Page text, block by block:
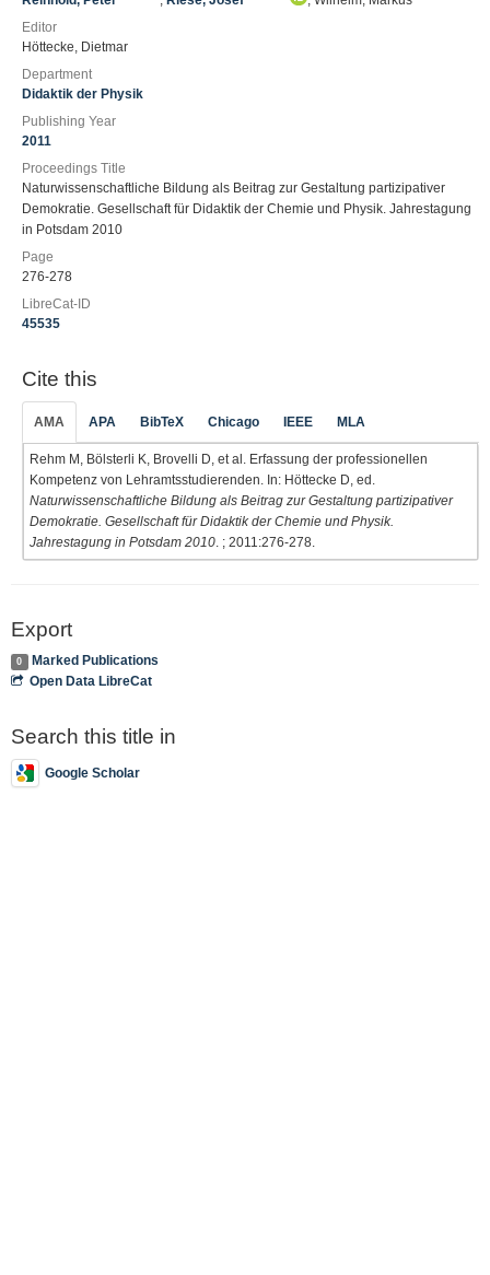
Editor
Höttecke, Dietmar
Department
Didaktik der Physik
Publishing Year
2011
Proceedings Title
Naturwissenschaftliche Bildung als Beitrag zur Gestaltung partizipativer
Demokratie. Gesellschaft für Didaktik der Chemie und Physik. Jahrestagung
in Potsdam 2010
Page
276-278
LibreCat-ID
45535
Cite this
AMA APA BibTeX Chicago IEEE MLA
Rehm M, Bölsterli K, Brovelli D, et al. Erfassung der professionellen
Kompetenz von Lehramtsstudierenden. In: Höttecke D, ed.
Naturwissenschaftliche Bildung als Beitrag zur Gestaltung partizipativer
Demokratie. Gesellschaft für Didaktik der Chemie und Physik.
Jahrestagung in Potsdam 2010 . ; 2011:276-278.
Export
0
Marked Publications
Open Data LibreCat
Search this title in
Google Scholar